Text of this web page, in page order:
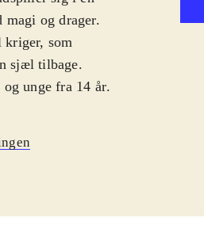
magi og drager.
kriger, som
sjæl tilbage.
unge fra 14 år.
er tilbage
Undervejs i